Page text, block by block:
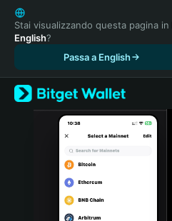
English
日本語
Tiếng Việt
Español (Latinoamérica)
Türkçe
Italiano
Português (Portugal)
Bahasa Indonesia
Stai visualizzando questa pagina in
English?
Passa a English